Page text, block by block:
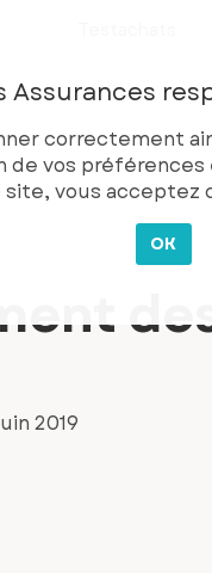
Assurances
correctement
vos
vous acceptez
OK
2019